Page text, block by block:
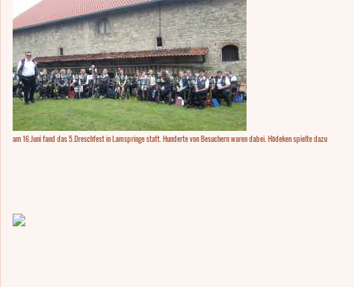
am 16.Juni fand das 5.Dreschfest in Lamspringe statt. Hunderte von Besuchern waren dabei. Hödeken spielte dazu